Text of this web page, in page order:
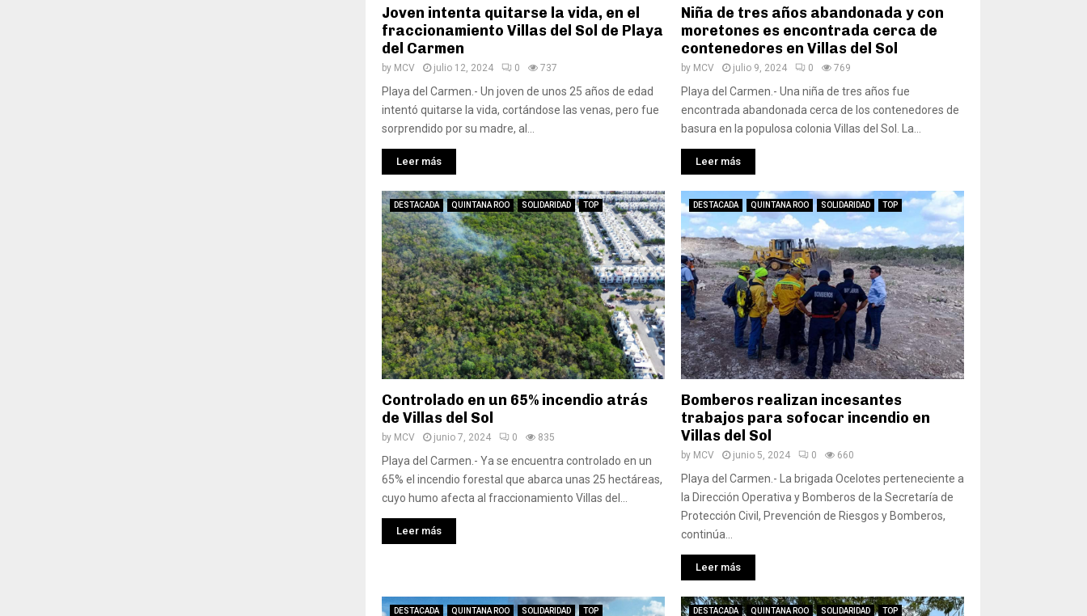
Joven intenta quitarse la vida, en el
fraccionamiento Villas del Sol de Playa
del Carmen
by MCV julio 12, 2024 0 737
Playa del Carmen.- Un joven de unos 25 años de edad
intentó quitarse la vida, cortándose las venas, pero fue
sorprendido por su madre, al...
Leer más
Niña de tres años abandonada y con
moretones es encontrada cerca de
contenedores en Villas del Sol
by MCV julio 9, 2024 0 769
Playa del Carmen.- Una niña de tres años fue
encontrada abandonada cerca de los contenedores de
basura en la populosa colonia Villas del Sol. La...
Leer más
DESTACADA QUINTANA ROO SOLIDARIDAD TOP
Controlado en un 65% incendio atrás
de Villas del Sol
by MCV junio 7, 2024 0 835
Playa del Carmen.- Ya se encuentra controlado en un
65% el incendio forestal que abarca unas 25 hectáreas,
cuyo humo afecta al fraccionamiento Villas del...
Leer más
DESTACADA QUINTANA ROO SOLIDARIDAD TOP
Bomberos realizan incesantes
trabajos para sofocar incendio en
Villas del Sol
by MCV junio 5, 2024 0 660
Playa del Carmen.- La brigada Ocelotes perteneciente a
la Dirección Operativa y Bomberos de la Secretaría de
Protección Civil, Prevención de Riesgos y Bomberos,
continúa...
Leer más
DESTACADA QUINTANA ROO SOLIDARIDAD TOP DESTACADA QUINTANA ROO SOLIDARIDAD TOP